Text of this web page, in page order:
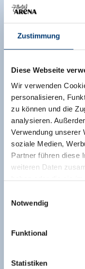
Zustimmung
Diese Webseite
Wir verwenden
personalisieren,
zu können und die
analysieren.
Verwendung unserer
soziale Medien,
Partner führen diese
weiteren Daten
haben oder die sie
Rohr 23// A-6280 Zell
Notwendig
Funktional
Statistiken